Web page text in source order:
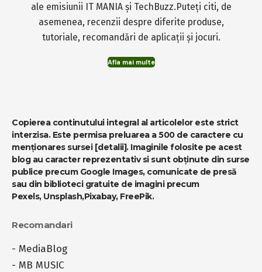
ale emisiunii IT MANIA și TechBuzz.Puteți citi, de
asemenea, recenzii despre diferite produse,
tutoriale, recomandări de aplicații și jocuri.
Afla mai multe
Copierea continutului integral al articolelor este strict
interzisa. Este permisa preluarea a 500 de caractere cu
menționares sursei [detalii]. Imaginile folosite pe acest
blog au caracter reprezentativ si sunt obținute din surse
publice precum Google Images, comunicate de presă
sau din biblioteci gratuite de imagini precum
Pexels, Unsplash,Pixabay, FreePik.
Recomandari
- MediaBlog
- MB MUSIC